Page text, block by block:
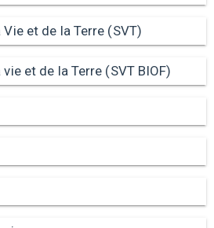
et de la Terre (SVT)
et de la Terre (SVT BIOF)